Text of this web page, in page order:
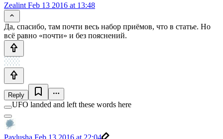
Zealint Feb 13 2016 at 13:48
Да, спасибо, там почти весь набор приёмов, что в статье. Но
всё равно «почти» и без пояснений.
Reply
UFO landed and left these words here
Pavlusha Feb 13 2016 at 22:04